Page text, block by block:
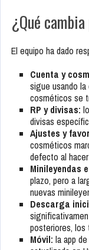
¿Qué
El equipo ha dado
Cuenta y
sigue usando
cosméticos se
RP y divisas:
divisas
Ajustes y
cosméticos
defecto al
Minileyendas
plazo, pero a
nuevas
Descarga
posteriores, los
Móvil: la app